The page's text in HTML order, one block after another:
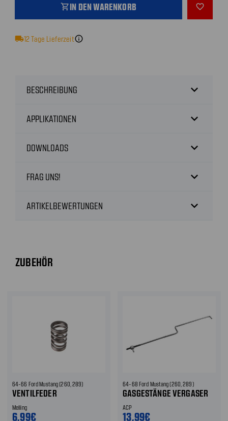
shopping_cartIN DEN WARENKORB favorite_outline
local_shipping12Tage Lieferzeitinfo
BESCHREIBUNG expand_more
APPLIKATIONEN expand_more
DOWNLOADS expand_more
FRAG UNS! expand_more
ARTIKELBEWERTUNGEN expand_more
ZUBEHÖR
64-66 Ford Mustang (260, 289)
VENTILFEDER
Melling
6,99€
64-68 Ford Mustang (260, 289)
GASGESTÄNGE VERGASER
ACP
13,99€